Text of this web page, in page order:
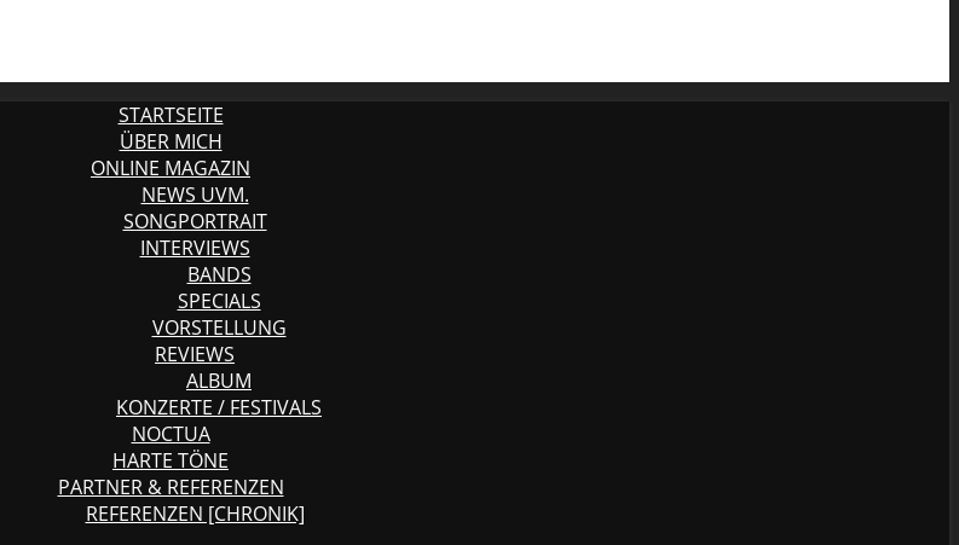
STARTSEITE
ÜBER MICH
ONLINE MAGAZIN
NEWS UVM.
SONGPORTRAIT
INTERVIEWS
BANDS
SPECIALS
VORSTELLUNG
REVIEWS
ALBUM
KONZERTE / FESTIVALS
NOCTUA
HARTE TÖNE
PARTNER & REFERENZEN
REFERENZEN [CHRONIK]